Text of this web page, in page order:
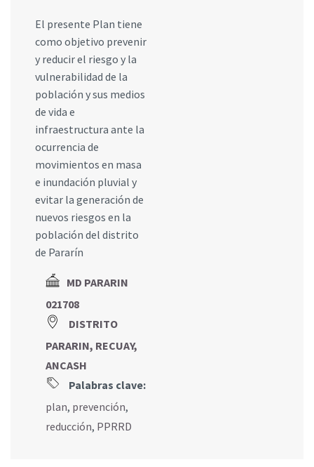
El presente Plan tiene
como objetivo prevenir
y reducir el riesgo y la
vulnerabilidad de la
población y sus medios
de vida e
infraestructura ante la
ocurrencia de
movimientos en masa
e inundación pluvial y
evitar la generación de
nuevos riesgos en la
población del distrito
de Pararín
MD PARARIN
021708
DISTRITO
PARARIN, RECUAY,
ANCASH
Palabras clave:
plan, prevención,
reducción, PPRRD